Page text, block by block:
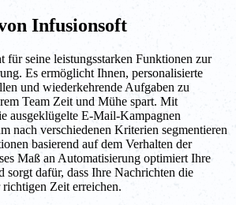
Infusionsoft
für seine leistungsstarken Funktionen zur
Es ermöglicht Ihnen, personalisierte
und wiederkehrende Aufgaben zu
Team Zeit und Mühe spart. Mit
ausgeklügelte E-Mail-Kampagnen
nach verschiedenen Kriterien segmentieren
basierend auf dem Verhalten der
Maß an Automatisierung optimiert Ihre
sorgt dafür, dass Ihre Nachrichten die
Zeit erreichen.